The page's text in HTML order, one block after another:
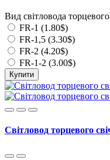
Вид світловода
FR-1 (1.80$)
FR-1,5 (3.30$)
FR-2 (4.20$)
FR-1-2 (3.00$)
Купити
Світловод торцевого